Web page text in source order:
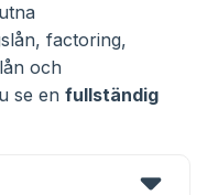
factoring,
och
se en fullständig